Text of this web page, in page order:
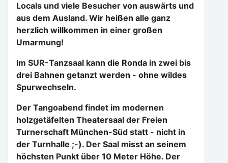
Locals und viele Besucher von auswärts und
aus dem Ausland. Wir heißen alle ganz
herzlich willkommen in einer großen
Umarmung!
Im SUR-Tanzsaal kann die Ronda in zwei bis
drei Bahnen getanzt werden - ohne wildes
Spurwechseln.
Der Tangoabend findet im modernen
holzgetäfelten Theatersaal der Freien
Turnerschaft München-Süd statt - nicht in
der Turnhalle ;-). Der Saal misst an seinem
höchsten Punkt über 10 Meter Höhe. Der